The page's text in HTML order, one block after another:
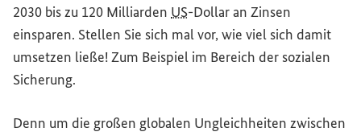
2030 bis zu 120 Milliarden US-Dollar an Zinsen
einsparen. Stellen Sie sich mal vor, wie viel sich damit
umsetzen ließe! Zum Beispiel im Bereich der sozialen
Sicherung.
Denn um die großen globalen Ungleichheiten zwischen